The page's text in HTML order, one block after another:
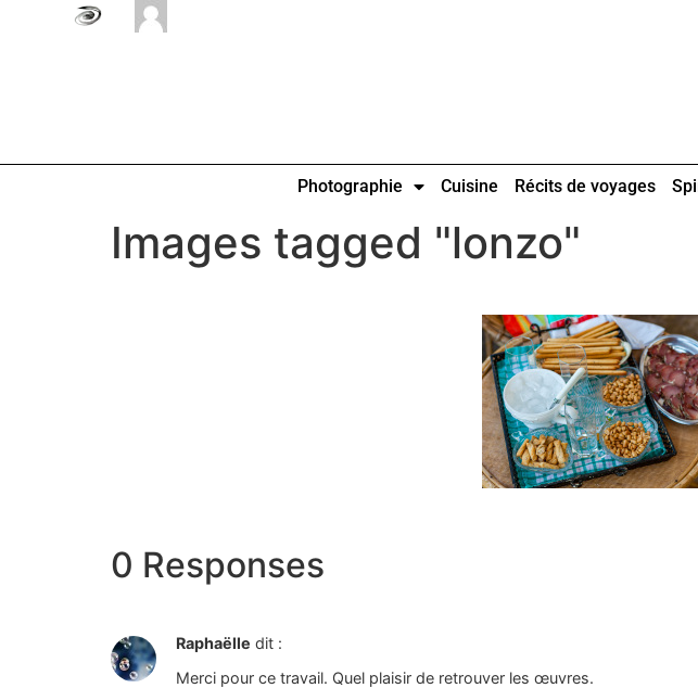
Photographie Cuisine Récits de voyages
Images tagged "lonzo"
0 Responses
Raphaëlle dit :
Merci pour ce travail. Quel plaisir de retrouver les œuvres.